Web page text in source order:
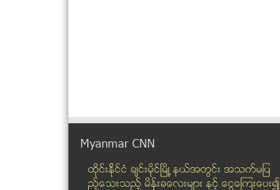
Myanmar CNN
ထိုင္းနို္င္ငံ ခ်င္းမိုင္ျမိဳ ့နယ္အတြင္း အသက္မျပ
ည့္ေသးသည့္ မိန္းခေလးမ်ား နွင့္ ေငြေၾကးေပး၍